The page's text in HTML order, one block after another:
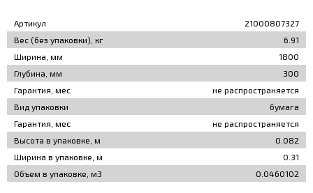
Артикул
21000807327
Вес (без упаковки), кг
6.91
Ширина, мм
1800
Глубина, мм
300
Гарантия, мес
не распространяется
Вид упаковки
бумага
Гарантия, мес
не распространяется
Высота в упаковке, м
0.082
Ширина в упаковке, м
0.31
Объем в упаковке, м3
0.0460102